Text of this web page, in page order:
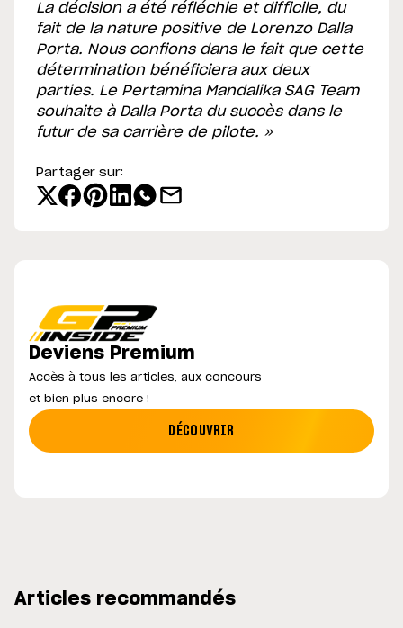
La décision a été réfléchie et difficile, du
fait de la nature positive de Lorenzo Dalla
Porta. Nous confions dans le fait que cette
détermination bénéficiera aux deux
parties. Le Pertamina Mandalika SAG Team
souhaite à Dalla Porta du succès dans le
futur de sa carrière de pilote. »
Partager sur:
Deviens Premium
Accès à tous les articles, aux concours
et bien plus encore !
DÉCOUVRIR
Articles recommandés